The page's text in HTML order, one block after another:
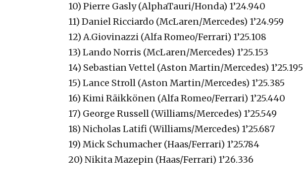
10) Pierre Gasly (AlphaTauri/Honda) 1’24.940
11) Daniel Ricciardo (McLaren/Mercedes) 1’24.959
12) A.Giovinazzi (Alfa Romeo/Ferrari) 1’25.108
13) Lando Norris (McLaren/Mercedes) 1’25.153
14) Sebastian Vettel (Aston Martin/Mercedes) 1’25.195
15) Lance Stroll (Aston Martin/Mercedes) 1’25.385
16) Kimi Räikkönen (Alfa Romeo/Ferrari) 1’25.440
17) George Russell (Williams/Mercedes) 1’25.549
18) Nicholas Latifi (Williams/Mercedes) 1’25.687
19) Mick Schumacher (Haas/Ferrari) 1’25.784
20) Nikita Mazepin (Haas/Ferrari) 1’26.336